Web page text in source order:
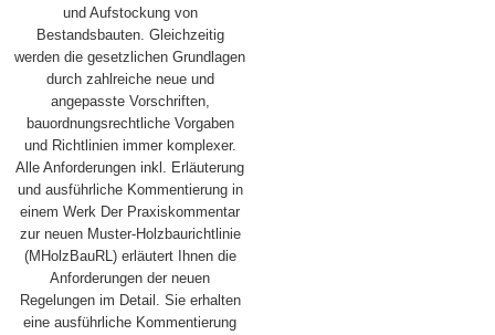
und Aufstockung von
Bestandsbauten. Gleichzeitig
werden die gesetzlichen Grundlagen
durch zahlreiche neue und
angepasste Vorschriften,
bauordnungsrechtliche Vorgaben
und Richtlinien immer komplexer.
Alle Anforderungen inkl. Erläuterung
und ausführliche Kommentierung in
einem Werk Der Praxiskommentar
zur neuen Muster-Holzbaurichtlinie
(MHolzBauRL) erläutert Ihnen die
Anforderungen der neuen
Regelungen im Detail. Sie erhalten
eine ausführliche Kommentierung